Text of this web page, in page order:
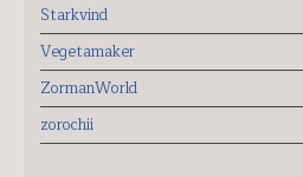
Starkvind
Vegetamaker
ZormanWorld
zorochii